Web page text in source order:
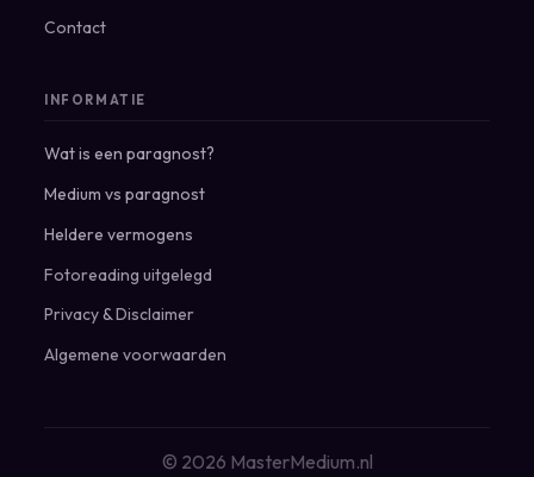
Contact
INFORMATIE
Wat is een paragnost?
Medium vs paragnost
Heldere vermogens
Fotoreading uitgelegd
Privacy&Disclaimer
Algemene voorwaarden
© 2026 MasterMedium.nl